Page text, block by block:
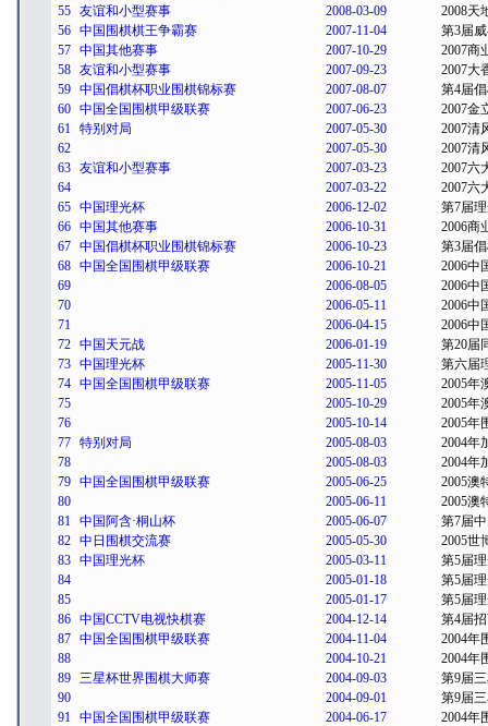
55 友谊和小型赛事 2008-03-09
2008天
56 中国围棋棋王争霸赛 2007-11-04
第3届
57 中国其他赛事 2007-10-29
2007商
58 友谊和小型赛事 2007-09-23
2007大
59 中国倡棋杯职业围棋锦标赛 2007-08-07
第4届
60 中国全国围棋甲级联赛 2007-06-23
2007金
61 特别对局 2007-05-30
2007清
62
2007-05-30
2007清
63 友谊和小型赛事 2007-03-23
2007六
64
2007-03-22
2007六
65 中国理光杯 2006-12-02
第7届
66 中国其他赛事 2006-10-31
2006商
67 中国倡棋杯职业围棋锦标赛 2006-10-23
第3届
68 中国全国围棋甲级联赛 2006-10-21
2006中
69
2006-08-05
2006中
70
2006-05-11
2006中
71
2006-04-15
2006中
72 中国天元战 2006-01-19
第20届
73 中国理光杯 2005-11-30
第六届
74 中国全国围棋甲级联赛 2005-11-05
2005年
75
2005-10-29
2005年
76
2005-10-14
2005年
77 特别对局 2005-08-03
2004年
78
2005-08-03
2004年
79 中国全国围棋甲级联赛 2005-06-25
2005澳
80
2005-06-11
2005澳
81 中国阿含·桐山杯 2005-06-07
第7届
82 中日围棋交流赛 2005-05-30
2005世
83 中国理光杯 2005-03-11
第5届
84
2005-01-18
第5届
85
2005-01-17
第5届
86 中国CCTV电视快棋赛 2004-12-14
第4届
87 中国全国围棋甲级联赛 2004-11-04
2004年
88
2004-10-21
2004年
89 三星杯世界围棋大师赛 2004-09-03
第9届
90
2004-09-01
第9届
91 中国全国围棋甲级联赛 2004-06-17
2004年